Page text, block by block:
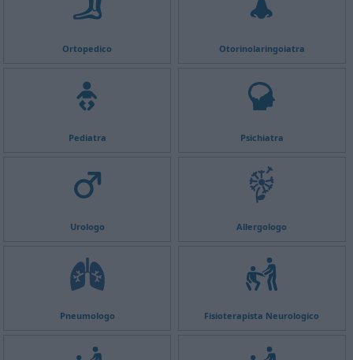
Ortopedico Otorinolaringoiatra
Pediatra Psichiatra
Urologo Allergologo
Pneumologo Fisioterapista Neurologico